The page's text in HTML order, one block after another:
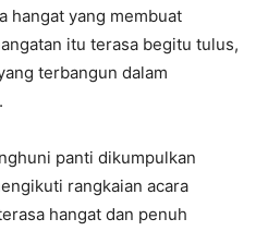
hangat yang membuat
itu terasa begitu tulus,
terbangun dalam
panti dikumpulkan
rangkaian acara
hangat dan penuh